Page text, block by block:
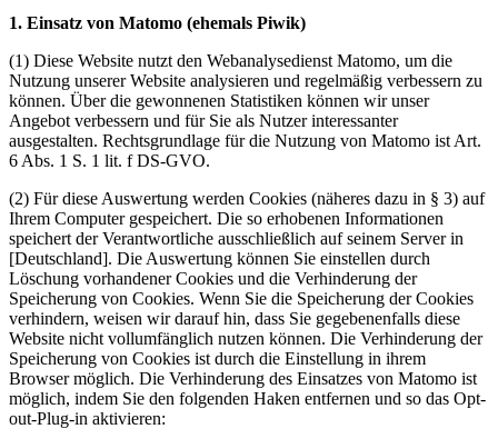
1. Einsatz von Matomo (ehemals Piwik)
(1) Diese Website nutzt den Webanalysedienst Matomo, um die
Nutzung unserer Website analysieren und regelmäßig verbessern zu
können. Über die gewonnenen Statistiken können wir unser
Angebot verbessern und für Sie als Nutzer interessanter
ausgestalten. Rechtsgrundlage für die Nutzung von Matomo ist Art.
6 Abs. 1 S. 1 lit. f DS-GVO.
(2) Für diese Auswertung werden Cookies (näheres dazu in § 3) auf
Ihrem Computer gespeichert. Die so erhobenen Informationen
speichert der Verantwortliche ausschließlich auf seinem Server in
[Deutschland]. Die Auswertung können Sie einstellen durch
Löschung vorhandener Cookies und die Verhinderung der
Speicherung von Cookies. Wenn Sie die Speicherung der Cookies
verhindern, weisen wir darauf hin, dass Sie gegebenenfalls diese
Website nicht vollumfänglich nutzen können. Die Verhinderung der
Speicherung von Cookies ist durch die Einstellung in ihrem
Browser möglich. Die Verhinderung des Einsatzes von Matomo ist
möglich, indem Sie den folgenden Haken entfernen und so das Opt-
out-Plug-in aktivieren: